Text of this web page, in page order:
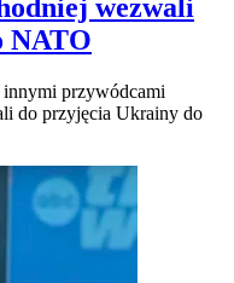
wezwali
NATO
przywódcami
do przyjęcia Ukrainy do